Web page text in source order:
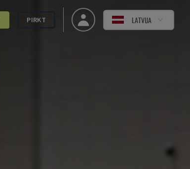
PIRKT LATVIJA